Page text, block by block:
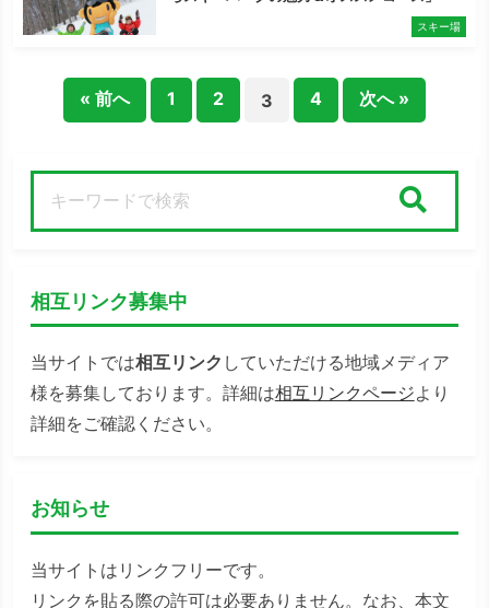
スキー場
« 前へ 1 2 3 4 次へ »
相互リンク募集中
当サイトでは相互リンク していただける地域メディア
様を募集しております。詳細は相互リンクページより
詳細をご確認ください。
お知らせ
当サイトはリンクフリーです。
リンクを貼る際の許可は必要ありません。なお、本文